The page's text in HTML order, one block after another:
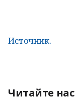
Источник.
Читайте нас